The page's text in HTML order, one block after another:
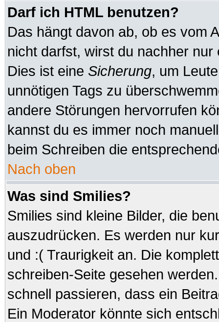
Darf ich HTML benutzen?
Das hängt davon ab, ob es vom
nicht darfst, wirst du nachher
Dies ist eine Sicherung, um
unnötigen Tags zu
andere Störungen hervorrufen
kannst du es immer noch
beim Schreiben die
Nach oben
Was sind Smilies?
Smilies sind kleine Bilder, die
auszudrücken. Es werden nur
und :( Traurigkeit an. Die
schreiben-Seite gesehen
schnell passieren, dass ein
Ein Moderator könnte sich